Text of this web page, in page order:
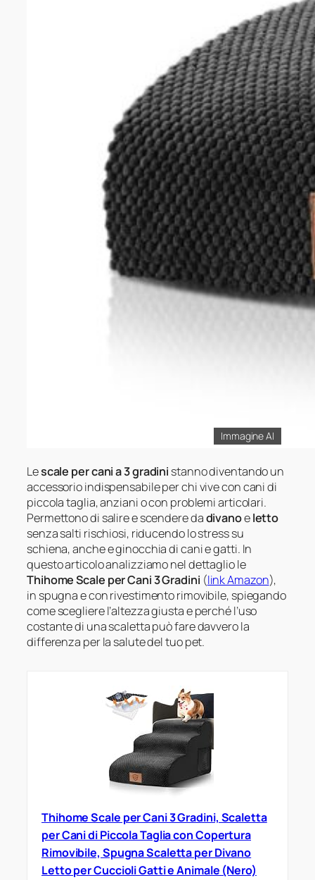
Immagine AI
Lescale per cani a 3 gradini stanno diventando un
accessorio indispensabile per chi vive con cani di
piccola taglia, anziani o con problemi articolari.
Permettono di salire e scendere dadivanoeletto
senza salti rischiosi, riducendo lo stress su
schiena, anche e ginocchia di cani e gatti. In
questo articolo analizziamo nel dettaglio le
Thihome Scale per Cani 3 Gradini (link Amazon),
in spugna e con rivestimento rimovibile, spiegando
come scegliere l’altezza giusta e perché l’uso
costante di una scaletta può fare davvero la
differenza per la salute del tuo pet.
Thihome Scale per Cani 3 Gradini, Scaletta
per Cani di Piccola Taglia con Copertura
Rimovibile, Spugna Scaletta per Divano
Letto per Cuccioli Gatti e Animale (Nero)